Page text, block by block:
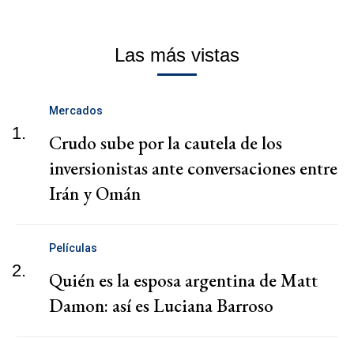
Las más vistas
1.
Mercados
Crudo sube por la cautela de los
inversionistas ante conversaciones entre
Irán y Omán
2.
Películas
Quién es la esposa argentina de Matt
Damon: así es Luciana Barroso